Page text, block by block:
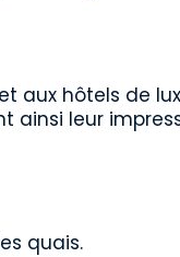
et aux hôtels de
ainsi leur
quais.